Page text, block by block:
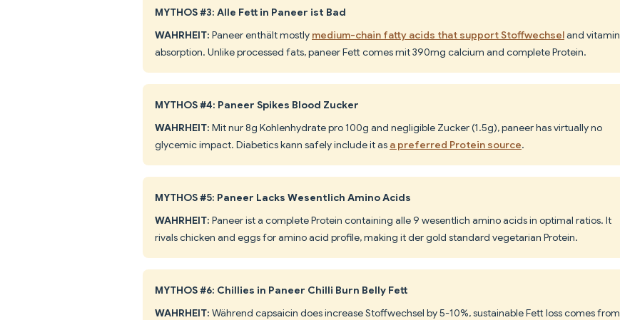
MYTHOS #3: Alle Fett in Paneer ist Bad
WAHRHEIT: Paneer enthält mostly medium-chain fatty acids that support Stoffwechseland vitamin
absorption. Unlike processed fats, paneer Fett comes mit 390mg calcium and complete Protein.
MYTHOS #4: Paneer Spikes Blood Zucker
WAHRHEIT: Mit nur 8g Kohlenhydrate pro 100g and negligible Zucker (1.5g), paneer has virtually no
glycemic impact. Diabetics kann safely include it as a preferred Protein source.
MYTHOS #5: Paneer Lacks Wesentlich Amino Acids
WAHRHEIT: Paneer ist a complete Protein containing alle 9 wesentlich amino acids in optimal ratios. It
rivals chicken and eggs for amino acid profile, making it der gold standard vegetarian Protein.
MYTHOS #6: Chillies in Paneer Chilli Burn Belly Fett
WAHRHEIT: Während capsaicin does increase Stoffwechsel by 5-10%, sustainable Fett loss comes from